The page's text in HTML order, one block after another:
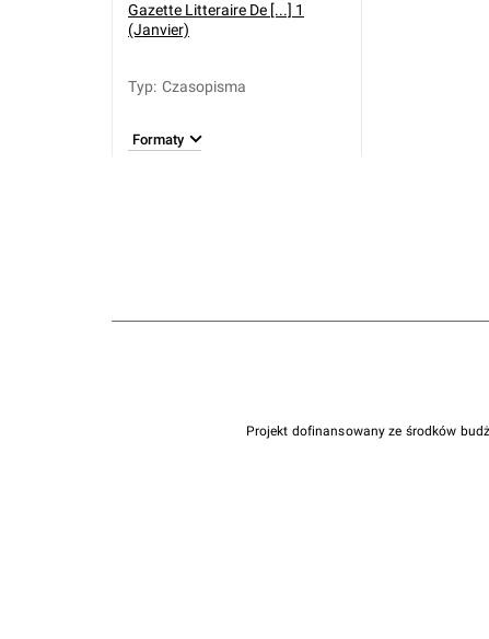
Gazette Litteraire De [...] 1
(Janvier)
Typ: Czasopisma
Formaty
Projekt dofinansowany ze środków